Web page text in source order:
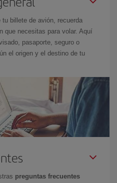
billete de avión, recuerda
que necesitas para volar. Aquí
pasaporte, seguro o
el origen y el destino de tu
preguntas frecuentes